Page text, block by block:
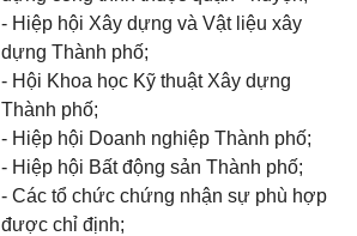
- Hiệp hội Xây dựng và Vật liệu xây
dựng Thành phố;
- Hội Khoa học Kỹ thuật Xây dựng
Thành phố;
- Hiệp hội Doanh nghiệp Thành phố;
- Hiệp hội Bất động sản Thành phố;
- Các tổ chức chứng nhận sự phù hợp
được chỉ định;